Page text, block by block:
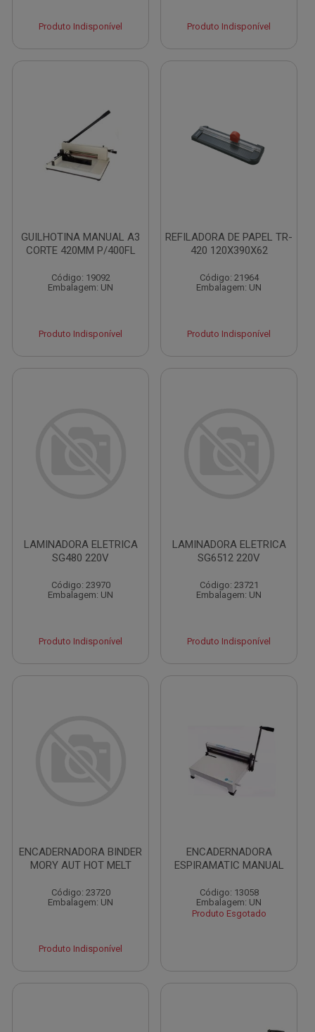
Produto Indisponível Produto Indisponível
GUILHOTINA MANUAL A3
CORTE 420MM P/400FL
Código: 19092
Embalagem: UN
Produto Indisponível
REFILADORA DE PAPEL TR-
420 120X390X62
Código: 21964
Embalagem: UN
Produto Indisponível
LAMINADORA ELETRICA
SG480 220V
Código: 23970
Embalagem: UN
Produto Indisponível
LAMINADORA ELETRICA
SG6512 220V
Código: 23721
Embalagem: UN
Produto Indisponível
ENCADERNADORA BINDER
MORY AUT HOT MELT
Código: 23720
Embalagem: UN
Produto Indisponível
ENCADERNADORA
ESPIRAMATIC MANUAL
Código: 13058
Embalagem: UN
Produto Esgotado